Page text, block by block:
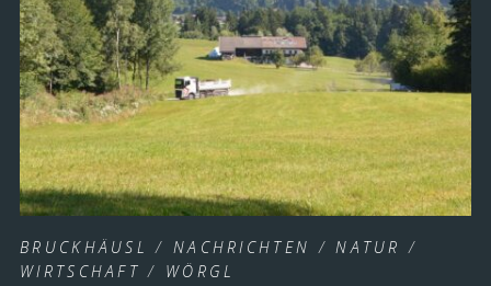
BRUCKHÄUSL / NACHRICHTEN / NATUR /
WIRTSCHAFT / WÖRGL